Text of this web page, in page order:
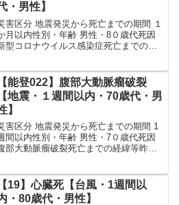
・男性】
害区分 地震発災から死亡までの期間 １
月以内性別・年齢 男性・8０歳代死因
型コロナウイルス感染症死亡までの経
受けず、独居にて生活。自宅にて被災
し、１月２日、健康...
【能登022】腹部大動脈瘤破裂
【地震・１週間以内・70歳代・男
】
害区分 地震発災から死亡までの期間 1
間以内性別・年齢 男性・7０歳代死因
部大動脈瘤破裂死亡までの経緯等昨年
を紹介される。翌年１月５日に検査・入
の予定であった...
【19】心臓死【台風・1週間以
・80歳代・男性】